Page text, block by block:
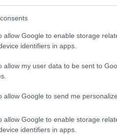
allow Google to enable storage
identifiers in apps.
allow my user data to be sent to
allow Google to send me
allow Google to enable storage
identifiers in apps.
βγήκε από την
διευκρινιστεί οι
ότι ο οδηγός
του επί τόπου , ενώ
στο νοσοκομείο
κατάσταση.